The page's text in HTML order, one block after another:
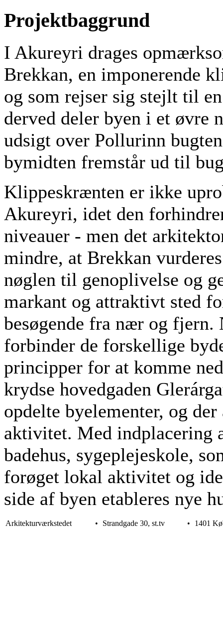
Projektbaggrund
I Akureyri drages
Brekkan, en imponerende
og som rejser sig stejlt til
derved deler byen i et øvre
udsigt over Pollurinn
bymidten fremstår ud til
Klippeskrænten er ikke
Akureyri, idet den
niveauer - men det
mindre, at Brekkan
nøglen til genoplivelse og
markant og attraktivt sted
besøgende fra nær og fjern.
forbinder de forskellige
principper for at komme
krydse hovedgaden
opdelte byelementer, og
aktivitet. Med indplacering
badehus, sygeplejeskole,
forøget lokal aktivitet og
side af byen etableres nye
Arkitekturværkstedet • Strandgade 30, st.tv • 1401